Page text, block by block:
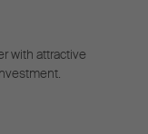
with attractive